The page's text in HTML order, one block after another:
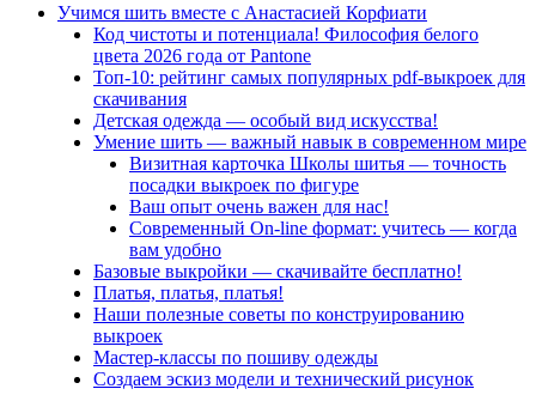
Учимся шить вместе с Анастасией Корфиати
Код чистоты и потенциала! Философия белого
цвета 2026 года от Pantone
Топ-10: рейтинг самых популярных pdf-выкроек для
скачивания
Детская одежда — особый вид искусства!
Умение шить — важный навык в современном мире
Визитная карточка Школы шитья — точность
посадки выкроек по фигуре
Ваш опыт очень важен для нас!
Современный On-line формат: учитесь — когда
вам удобно
Базовые выкройки — скачивайте бесплатно!
Платья, платья, платья!
Наши полезные советы по конструированию
выкроек
Мастер-классы по пошиву одежды
Создаем эскиз модели и технический рисунок